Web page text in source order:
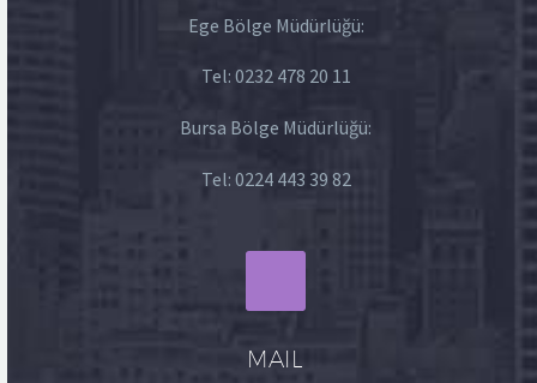
Ege Bölge Müdürlüğü:
Tel: 0232 478 20 11
Bursa Bölge Müdürlüğü:
Tel: 0224 443 39 82
MAIL